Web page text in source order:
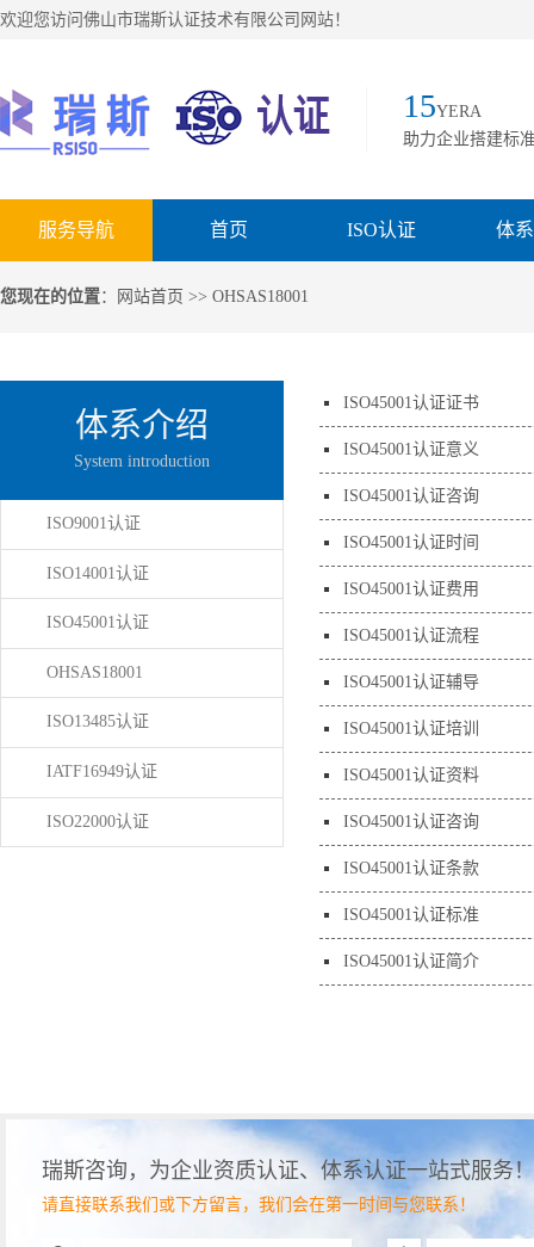
欢迎您访问佛山市瑞斯认证技术有限公司网站！
15YERA
助力企业搭建标
服务导航 首页 ISO认证 体
您现在的位置： 网站首页 >> OHSAS18001
体系介绍
System introduction
ISO9001认证
ISO14001认证
ISO45001认证
OHSAS18001
ISO13485认证
IATF16949认证
ISO22000认证
ISO45001认证证书
ISO45001认证意义
ISO45001认证咨询
ISO45001认证时间
ISO45001认证费用
ISO45001认证流程
ISO45001认证辅导
ISO45001认证培训
ISO45001认证资料
ISO45001认证咨询
ISO45001认证条款
ISO45001认证标准
ISO45001认证简介
瑞斯咨询，为企业资质认证、体系认证一站式服务！
请直接联系我们或下方留言，我们会在第一时间与您联系！